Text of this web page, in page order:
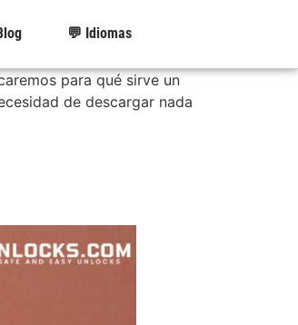
💬 Idiomas
para qué sirve un
de descargar nada